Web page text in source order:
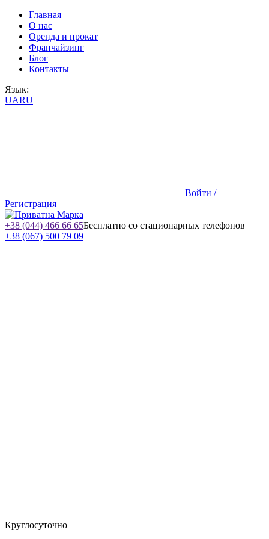
Главная
О нас
Оренда и прокат
Франчайзинг
Блог
Контакты
Язык:
UARU
Войти /
Регистрация
+38 (044) 466 66 65Бесплатно со стационарных телефонов
+38 (067) 500 79 09
Круглосуточно